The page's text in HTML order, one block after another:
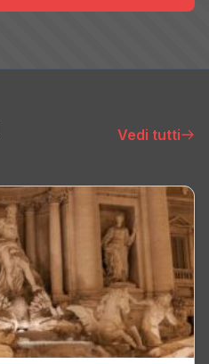
Vedi tutti